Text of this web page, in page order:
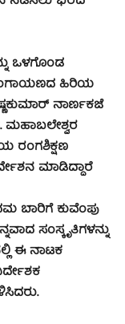
ಒಳಗೊಂಡ
ಹಿರಿಯ
ನಾರ್ಣಕಜೆ
ಮಹಾಬಲೇಶ್ವರ
ರಂಗಶಿಕ್ಷಣ
ಮಾಡಿದ್ದಾರೆ
ಬಾರಿಗೆ ಕುವೆಂಪು
ಸಂಸ್ಕೃತಿಗಳನ್ನು
ಈ ನಾಟಕ